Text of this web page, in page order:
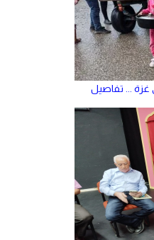
غزة ... تفاصيل